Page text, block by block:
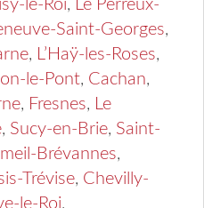
le-Roi, Le Perreux-
Saint-Georges,
, L’Haÿ-les-Roses,
le-Pont, Cachan,
, Fresnes, Le
, Sucy-en-Brie, Saint-
Brévannes,
Trévise, Chevilly-
le-Roi,